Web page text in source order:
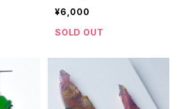
¥6,000
SOLD OUT